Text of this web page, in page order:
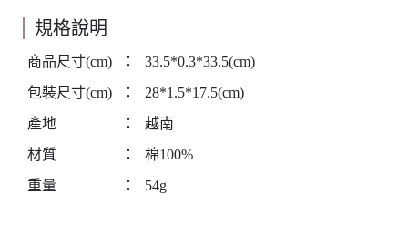
規格說明
商品尺寸(cm) ：
33.5*0.3*33.5(cm)
包裝尺寸(cm)
：
28*1.5*17.5(cm)
產地
：
越南
材質
：
棉100%
重量
： 54g